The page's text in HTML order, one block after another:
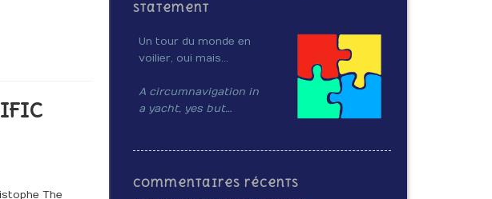
The
Statement
Un tour du monde en
voilier, oui mais…
A circumnavigation in
a yacht, yes but…
Commentaires récents